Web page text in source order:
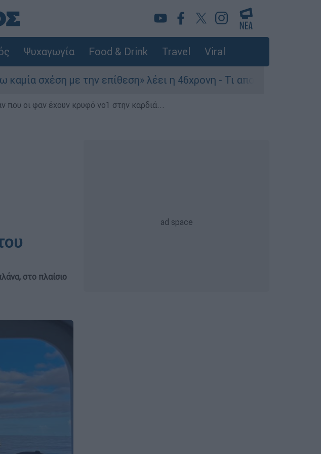
Ψυχαγωγία Food & Drink Travel Viral
με την επίθεση» λέει η 46χρονη - Τι αποκάλυψε στους
που οι φαν έχουν κρυφό νο1 στην καρδιά...
στο πλαίσιο